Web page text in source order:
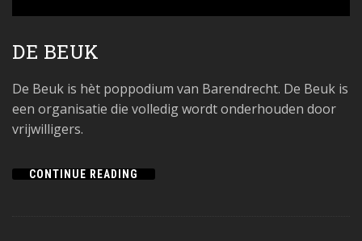
DE BEUK
De Beuk is hèt poppodium van Barendrecht. De Beuk is
een organisatie die volledig wordt onderhouden door
vrijwilligers.
CONTINUE READING